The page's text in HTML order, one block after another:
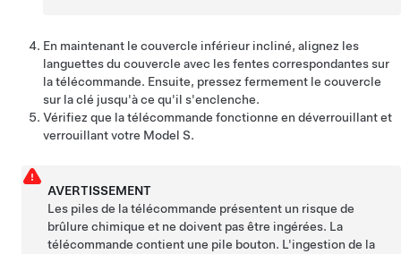
En maintenant le couvercle inférieur incliné, alignez les
languettes du couvercle avec les fentes correspondantes sur
la télécommande. Ensuite, pressez fermement le couvercle
sur la clé jusqu'à ce qu'il s'enclenche.
Vérifiez que la télécommande fonctionne en déverrouillant et
verrouillant votre Model S.
AVERTISSEMENT
Les piles de la télécommande présentent un risque de
brûlure chimique et ne doivent pas être ingérées. La
télécommande contient une pile bouton. L'ingestion de la